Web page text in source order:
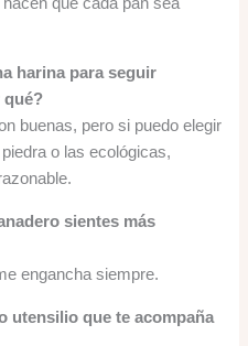
harina para seguir
qué?
buenas, pero si puedo elegir
o las ecológicas,
sientes más
engancha siempre.
utensilio que te acompaña